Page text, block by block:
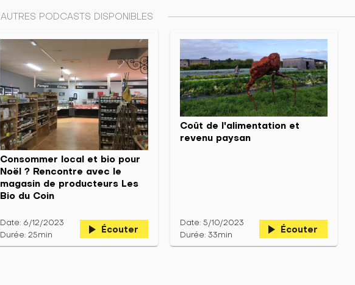
AUTRES PODCASTS DISPONIBLES
Consommer local et bio pour
Noël ? Rencontre avec le
magasin de producteurs Les
Bio du Coin
Date: 6/12/2023
Durée: 25min
play_arrow Écouter
Coût de l'alimentation et
revenu paysan
Date: 5/10/2023
Durée: 33min
play_arrow Écouter